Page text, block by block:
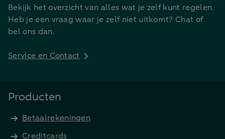
Bekijk het overzicht van alles wat je zelf kunt regelen.
Heb je een vraag waar je zelf niet uitkomt? Chat of
bel ons dan.
Service en Contact
Producten
Betaalrekeningen
Creditcards